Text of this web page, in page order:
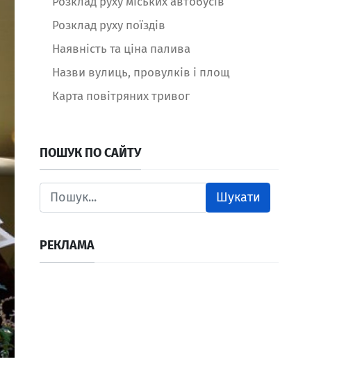
Розклад руху поїздів
Наявність та ціна палива
Назви вулиць, провулків і площ
Карта повітряних тривог
ПОШУК ПО САЙТУ
Шукати
РЕКЛАМА